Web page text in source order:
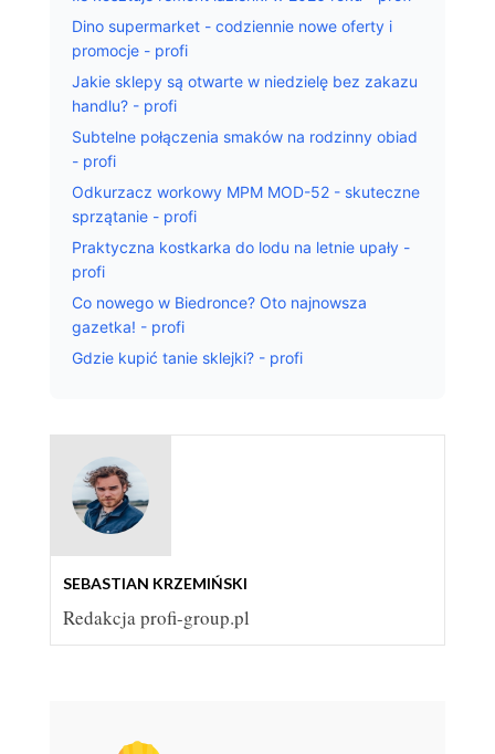
Dino supermarket - codziennie nowe oferty i
promocje - profi
Jakie sklepy są otwarte w niedzielę bez zakazu
handlu? - profi
Subtelne połączenia smaków na rodzinny obiad
- profi
Odkurzacz workowy MPM MOD-52 - skuteczne
sprzątanie - profi
Praktyczna kostkarka do lodu na letnie upały -
profi
Co nowego w Biedronce? Oto najnowsza
gazetka! - profi
Gdzie kupić tanie sklejki? - profi
SEBASTIAN KRZEMIŃSKI
Redakcja profi-group.pl
GDZIE TANIO KUPIĆ NARZĘDZIA I MATERIAŁY
BUDOWLANE?